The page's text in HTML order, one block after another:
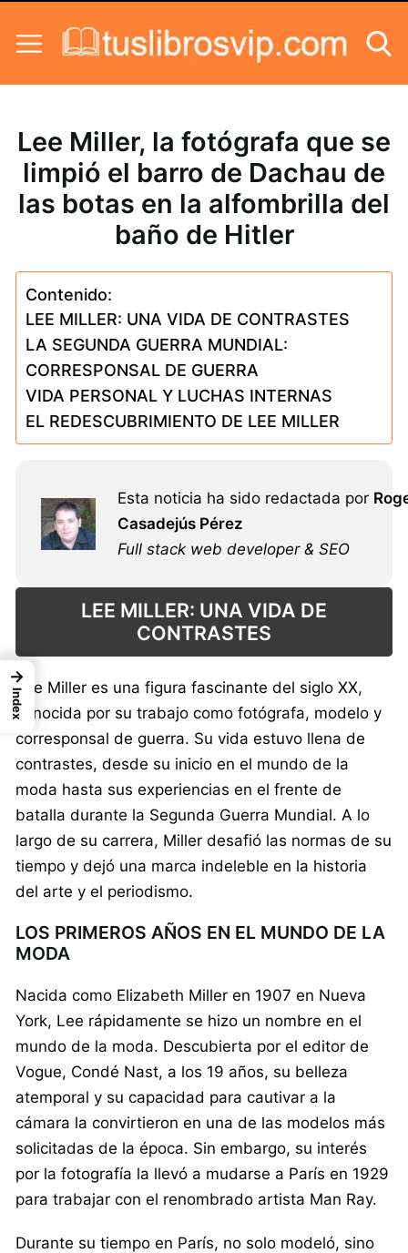
Lee Miller, la fotógrafa que se
limpió el barro de Dachau de
las botas en la alfombrilla del
baño de Hitler
Contenido:
LEE MILLER: UNA VIDA DE CONTRASTES
LA SEGUNDA GUERRA MUNDIAL:
CORRESPONSAL DE GUERRA
VIDA PERSONAL Y LUCHAS INTERNAS
EL REDESCUBRIMIENTO DE LEE MILLER
Esta noticia ha sido redactada por
Casadejús Pérez
Full stack web developer & SEO
LEE MILLER: UNA VIDA DE
CONTRASTES
Lee Miller es una figura fascinante del siglo XX,
conocida por su trabajo como fotógrafa, modelo y
corresponsal de guerra. Su vida estuvo llena de
contrastes, desde su inicio en el mundo de la
moda hasta sus experiencias en el frente de
batalla durante la Segunda Guerra Mundial. A lo
largo de su carrera, Miller desafió las normas de su
tiempo y dejó una marca indeleble en la historia
del arte y el periodismo.
LOS PRIMEROS AÑOS EN EL MUNDO DE LA
MODA
Nacida como Elizabeth Miller en 1907 en Nueva
York, Lee rápidamente se hizo un nombre en el
mundo de la moda. Descubierta por el editor de
Vogue, Condé Nast, a los 19 años, su belleza
atemporal y su capacidad para cautivar a la
cámara la convirtieron en una de las modelos más
solicitadas de la época. Sin embargo, su interés
por la fotografía la llevó a mudarse a París en 1929
para trabajar con el renombrado artista Man Ray.
Durante su tiempo en París, no solo modeló, sino
→
Index